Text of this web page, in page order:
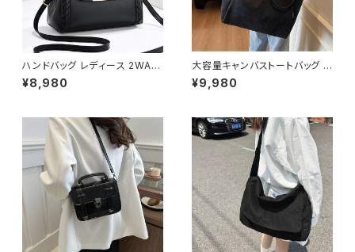
ハンドバッグ レディース 2WAY
ショルダーバッグ ミニバッグ き
れいめ 上品 フラップバッグ ゴー
ク グレー グリーン ピンク ホワ
イト ワンサイズ K-B0279
¥8,980
大容量キャンバストートバッグ レ
ディース A4対応 通勤バッグ 通
学バッグ 肩掛けバッグ マザーズ
サイズ K-B0272
¥9,980